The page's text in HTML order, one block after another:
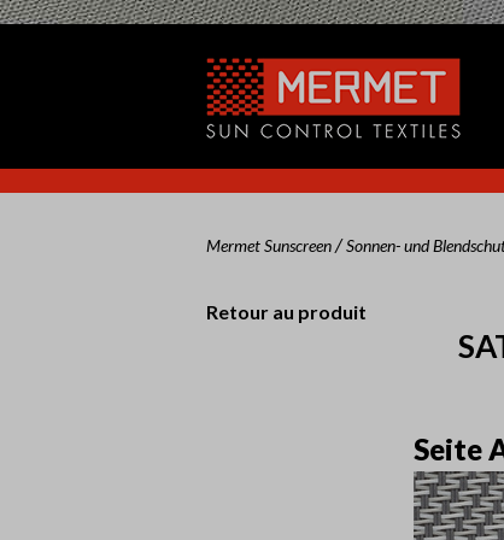
Mermet Sunscreen/Sonnen- und
Retour au produit
Seite